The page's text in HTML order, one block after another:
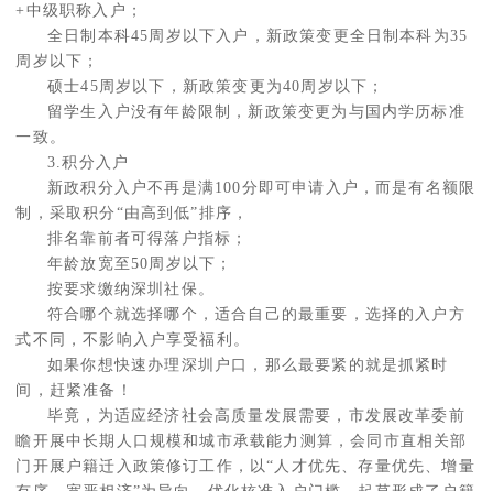
+中级职称入户；
全日制本科45周岁以下入户，新政策变更全日制本科为35
周岁以下；
硕士45周岁以下，新政策变更为40周岁以下；
留学生入户没有年龄限制，新政策变更为与国内学历标准
一致。
3.积分入户
新政积分入户不再是满100分即可申请入户，而是有名额限
制，采取积分“由高到低”排序，
排名靠前者可得落户指标；
年龄放宽至50周岁以下；
按要求缴纳深圳社保。
符合哪个就选择哪个，适合自己的最重要，选择的入户方
式不同，不影响入户享受福利。
如果你想快速办理深圳户口，那么最要紧的就是抓紧时
间，赶紧准备！
毕竟，为适应经济社会高质量发展需要，市发展改革委前
瞻开展中长期人口规模和城市承载能力测算，会同市直相关部
门开展户籍迁入政策修订工作，以“人才优先、存量优先、增量